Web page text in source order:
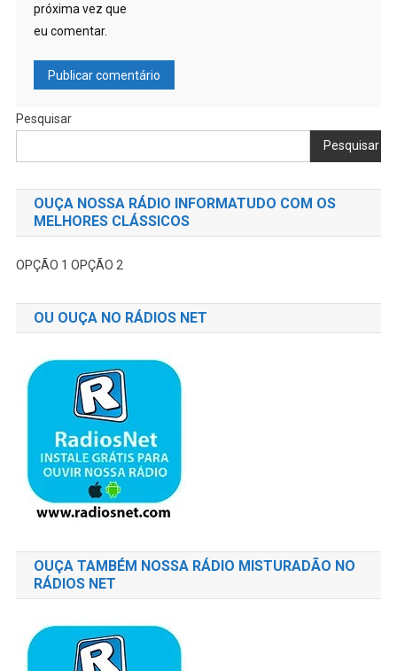
próxima vez que
eu comentar.
Pesquisar
Pesquisar
OUÇA NOSSA RÁDIO INFORMATUDO COM OS
MELHORES CLÁSSICOS
OPÇÃO 1 OPÇÃO 2
OU OUÇA NO RÁDIOS NET
OUÇA TAMBÉM NOSSA RÁDIO MISTURADÃO NO
RÁDIOS NET